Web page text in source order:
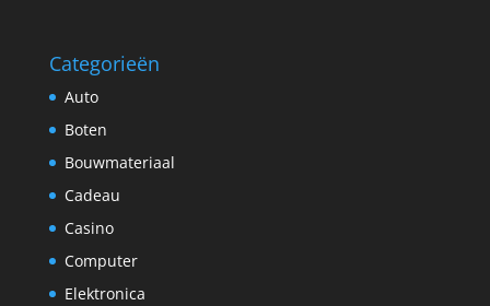
Categorieën
Auto
Boten
Bouwmateriaal
Cadeau
Casino
Computer
Elektronica